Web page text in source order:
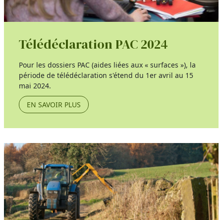
Télédéclaration PAC 2024
Pour les dossiers PAC (aides liées aux « surfaces »), la
période de télédéclaration s'étend du 1er avril au 15
mai 2024.
EN SAVOIR PLUS